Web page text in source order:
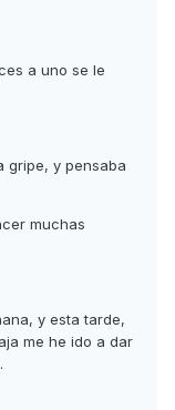
a uno se le
gripe, y pensaba
muchas
y esta tarde,
me he ido a dar